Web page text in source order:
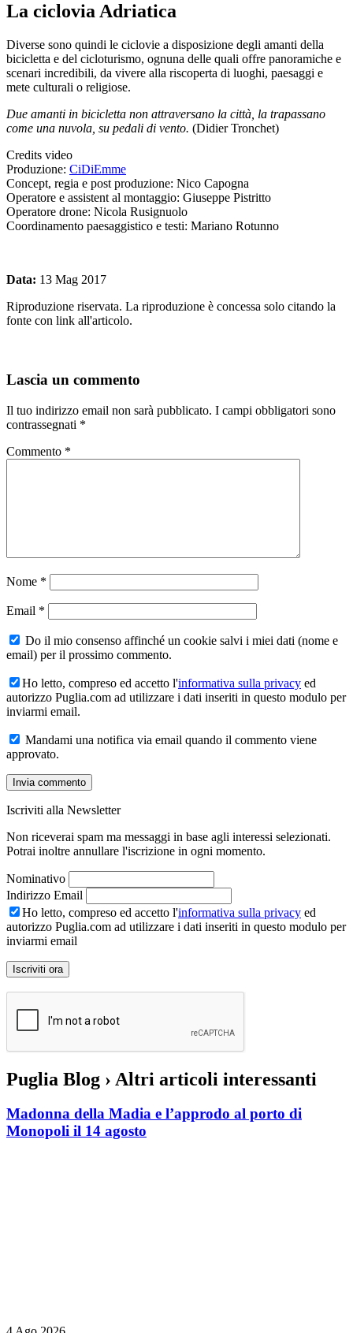
La ciclovia Adriatica
Diverse sono quindi le ciclovie a disposizione degli amanti della
bicicletta e del cicloturismo, ognuna delle quali offre panoramiche e
scenari incredibili, da vivere alla riscoperta di luoghi, paesaggi e
mete culturali o religiose.
Due amanti in bicicletta non attraversano la città, la trapassano
come una nuvola, su pedali di vento. (Didier Tronchet)
Credits video
Produzione: CiDiEmme
Concept, regia e post produzione: Nico Capogna
Operatore e assistent al montaggio: Giuseppe Pistritto
Operatore drone: Nicola Rusignuolo
Coordinamento paesaggistico e testi: Mariano Rotunno
Data: 13 Mag 2017
Riproduzione riservata. La riproduzione è concessa solo citando la
fonte con link all'articolo.
Lascia un commento
Il tuo indirizzo email non sarà pubblicato. I campi obbligatori sono
contrassegnati *
Commento *
Nome *
Email *
Do il mio consenso affinché un cookie salvi i miei dati (nome e
email) per il prossimo commento.
Ho letto, compreso ed accetto l'informativa sulla privacy ed
autorizzo Puglia.com ad utilizzare i dati inseriti in questo modulo per
inviarmi email.
Mandami una notifica via email quando il commento viene
approvato.
Iscriviti alla Newsletter
Non riceverai spam ma messaggi in base agli interessi selezionati.
Potrai inoltre annullare l'iscrizione in ogni momento.
Nominativo
Indirizzo Email
Ho letto, compreso ed accetto l'informativa sulla privacy ed
autorizzo Puglia.com ad utilizzare i dati inseriti in questo modulo per
inviarmi email
Puglia Blog › Altri articoli interessanti
Madonna della Madia e l’approdo al porto di
Monopoli il 14 agosto